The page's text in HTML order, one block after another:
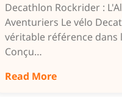
Decathlon Rockrider :
Aventuriers Le vélo
véritable référence dans
Conçu…
Read More